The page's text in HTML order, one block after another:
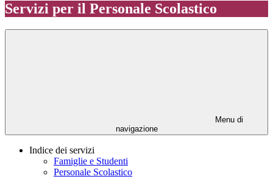
Servizi per il Personale Scolastico
Menu di
navigazione
Indice dei servizi
Famiglie e Studenti
Personale Scolastico